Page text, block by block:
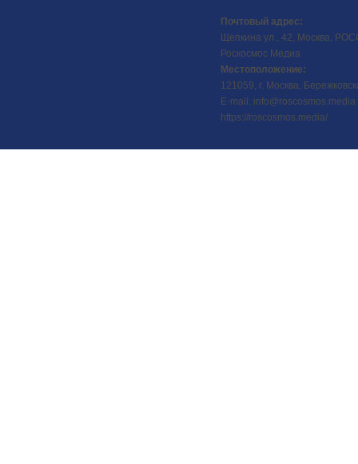
Почтовый адрес:
Щепкина ул., 42, Москва,
Роскосмос Медиа
Местоположение:
121059, г. Москва,
E-mail: info@roscosmos.media
https://roscosmos.media/